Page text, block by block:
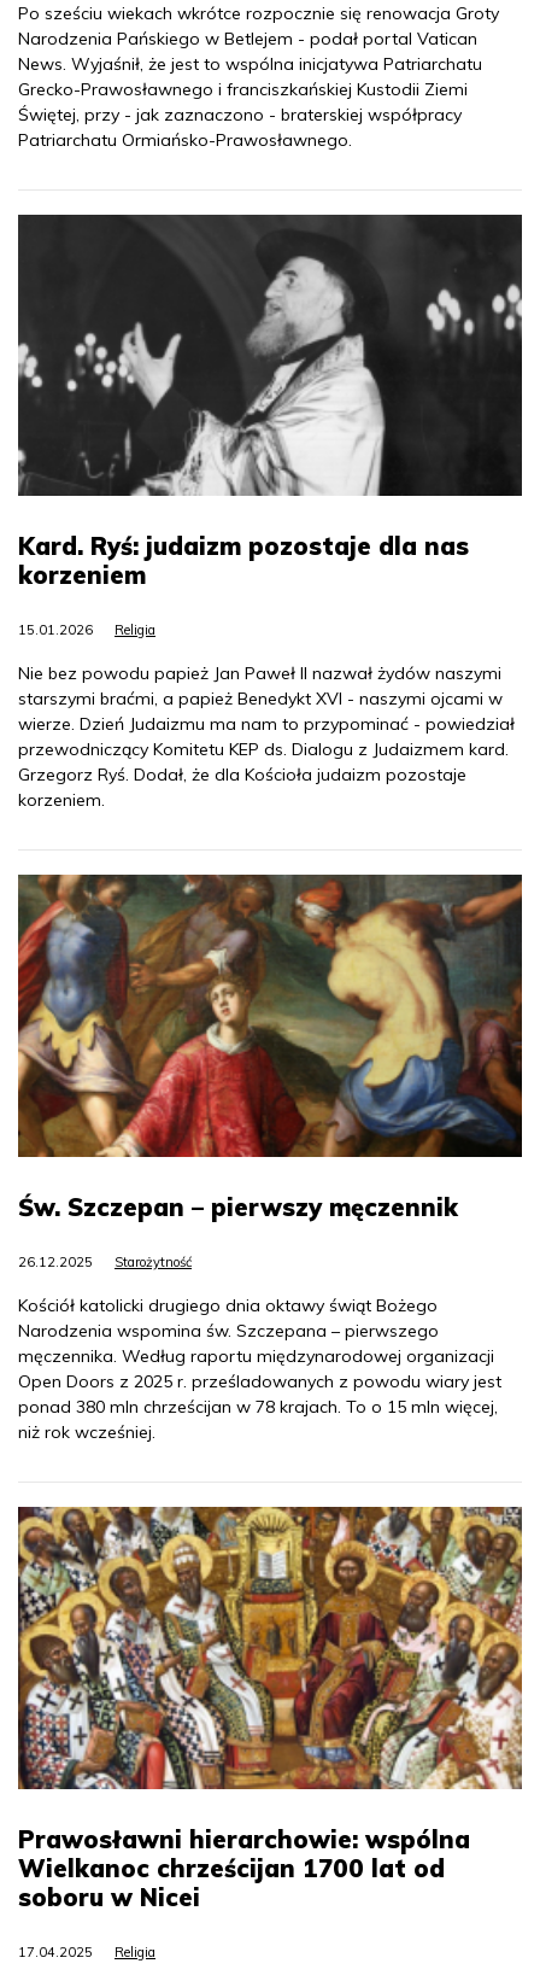
Po sześciu wiekach wkrótce rozpocznie się renowacja Groty
Narodzenia Pańskiego w Betlejem - podał portal Vatican
News. Wyjaśnił, że jest to wspólna inicjatywa Patriarchatu
Grecko-Prawosławnego i franciszkańskiej Kustodii Ziemi
Świętej, przy - jak zaznaczono - braterskiej współpracy
Patriarchatu Ormiańsko-Prawosławnego.
Kard. Ryś: judaizm pozostaje dla nas
korzeniem
15.01.2026 Religia
Nie bez powodu papież Jan Paweł II nazwał żydów naszymi
starszymi braćmi, a papież Benedykt XVI - naszymi ojcami w
wierze. Dzień Judaizmu ma nam to przypominać - powiedział
przewodniczący Komitetu KEP ds. Dialogu z Judaizmem kard.
Grzegorz Ryś. Dodał, że dla Kościoła judaizm pozostaje
korzeniem.
Św. Szczepan – pierwszy męczennik
26.12.2025 Starożytność
Kościół katolicki drugiego dnia oktawy świąt Bożego
Narodzenia wspomina św. Szczepana – pierwszego
męczennika. Według raportu międzynarodowej organizacji
Open Doors z 2025 r. prześladowanych z powodu wiary jest
ponad 380 mln chrześcijan w 78 krajach. To o 15 mln więcej,
niż rok wcześniej.
Prawosławni hierarchowie: wspólna
Wielkanoc chrześcijan 1700 lat od
soboru w Nicei
17.04.2025 Religia